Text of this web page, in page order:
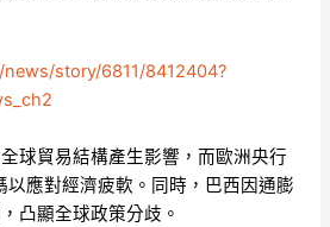
story/6811/8412404?
球貿易結構產生影響，而歐洲央行
以應對經濟疲軟。同時，巴西因通膨
凸顯全球政策分歧。